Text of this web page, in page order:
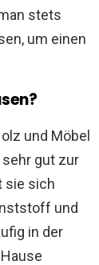
stets
um einen
und Möbel
gut zur
sie sich
und
in der